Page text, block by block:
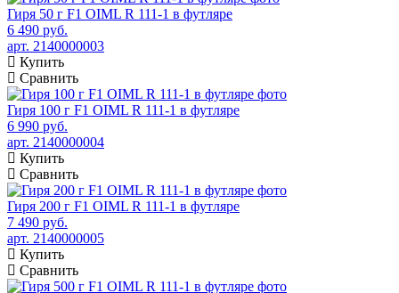
Гиря 50 г F1 OIML R 111-1 в футляре
6 490 руб.
арт. 2140000003
Купить
Сравнить
Гиря 100 г F1 OIML R 111-1 в футляре
6 990 руб.
арт. 2140000004
Купить
Сравнить
Гиря 200 г F1 OIML R 111-1 в футляре
7 490 руб.
арт. 2140000005
Купить
Сравнить